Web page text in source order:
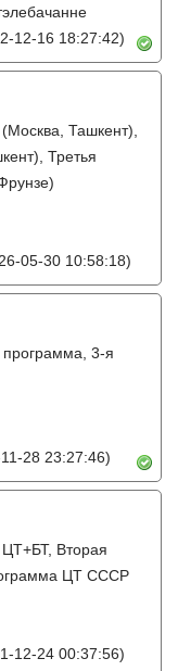
12-16 18:27:42)
Ташкент),
Третья
05-30 10:58:18)
3-я
28 23:27:46)
Вторая
ЦТ ССCР
12-24 00:37:56)